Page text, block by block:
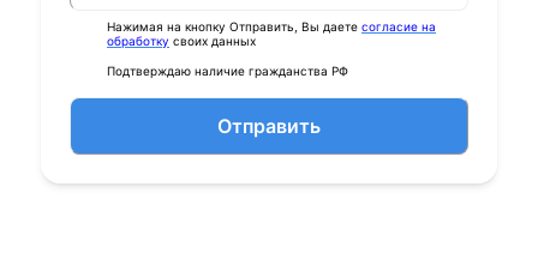
Нажимая на кнопку Отправить, Вы даете согласие на
обработку своих данных
Подтверждаю наличие гражданства РФ
Отправить